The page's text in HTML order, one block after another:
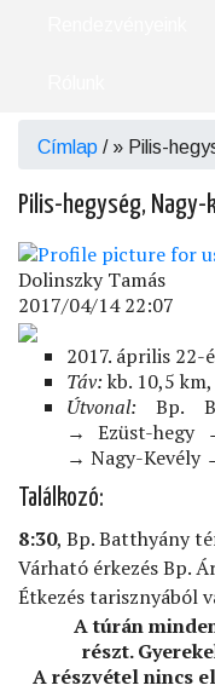
Morzsa
Címlap / Pilis-
Pilis-hegység,
Dolinszky Tamás
2017/04/14 22:07
2017. április
Táv: kb. 10,5
Útvonal: Bp.
→ Ezüst-hegy
→ Nagy-Kevély
Találkozó:
8:30, Bp. Batthyány
Várható érkezés Bp.
Étkezés tarisznyából
A túrán
részt.
A részvétel nincs